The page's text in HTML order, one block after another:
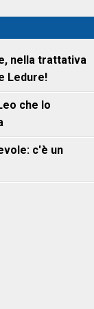
nella trattativa
Ledure!
che lo
c'è un